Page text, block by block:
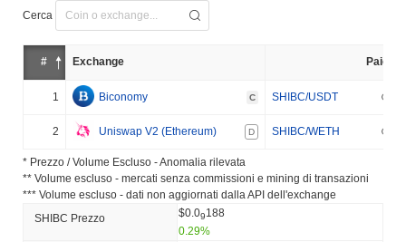
Cerca
# Exchange Paio
1 Biconomy C SHIBC/USDT
2 Uniswap V2 (Ethereum) D SHIBC/WETH
* Prezzo / Volume Escluso - Anomalia rilevata
** Volume escluso - mercati senza commissioni e mining di transazioni
*** Volume escluso - dati non aggiornati dalla API dell'exchange
SHIBC Prezzo
$0.09188
0.29%